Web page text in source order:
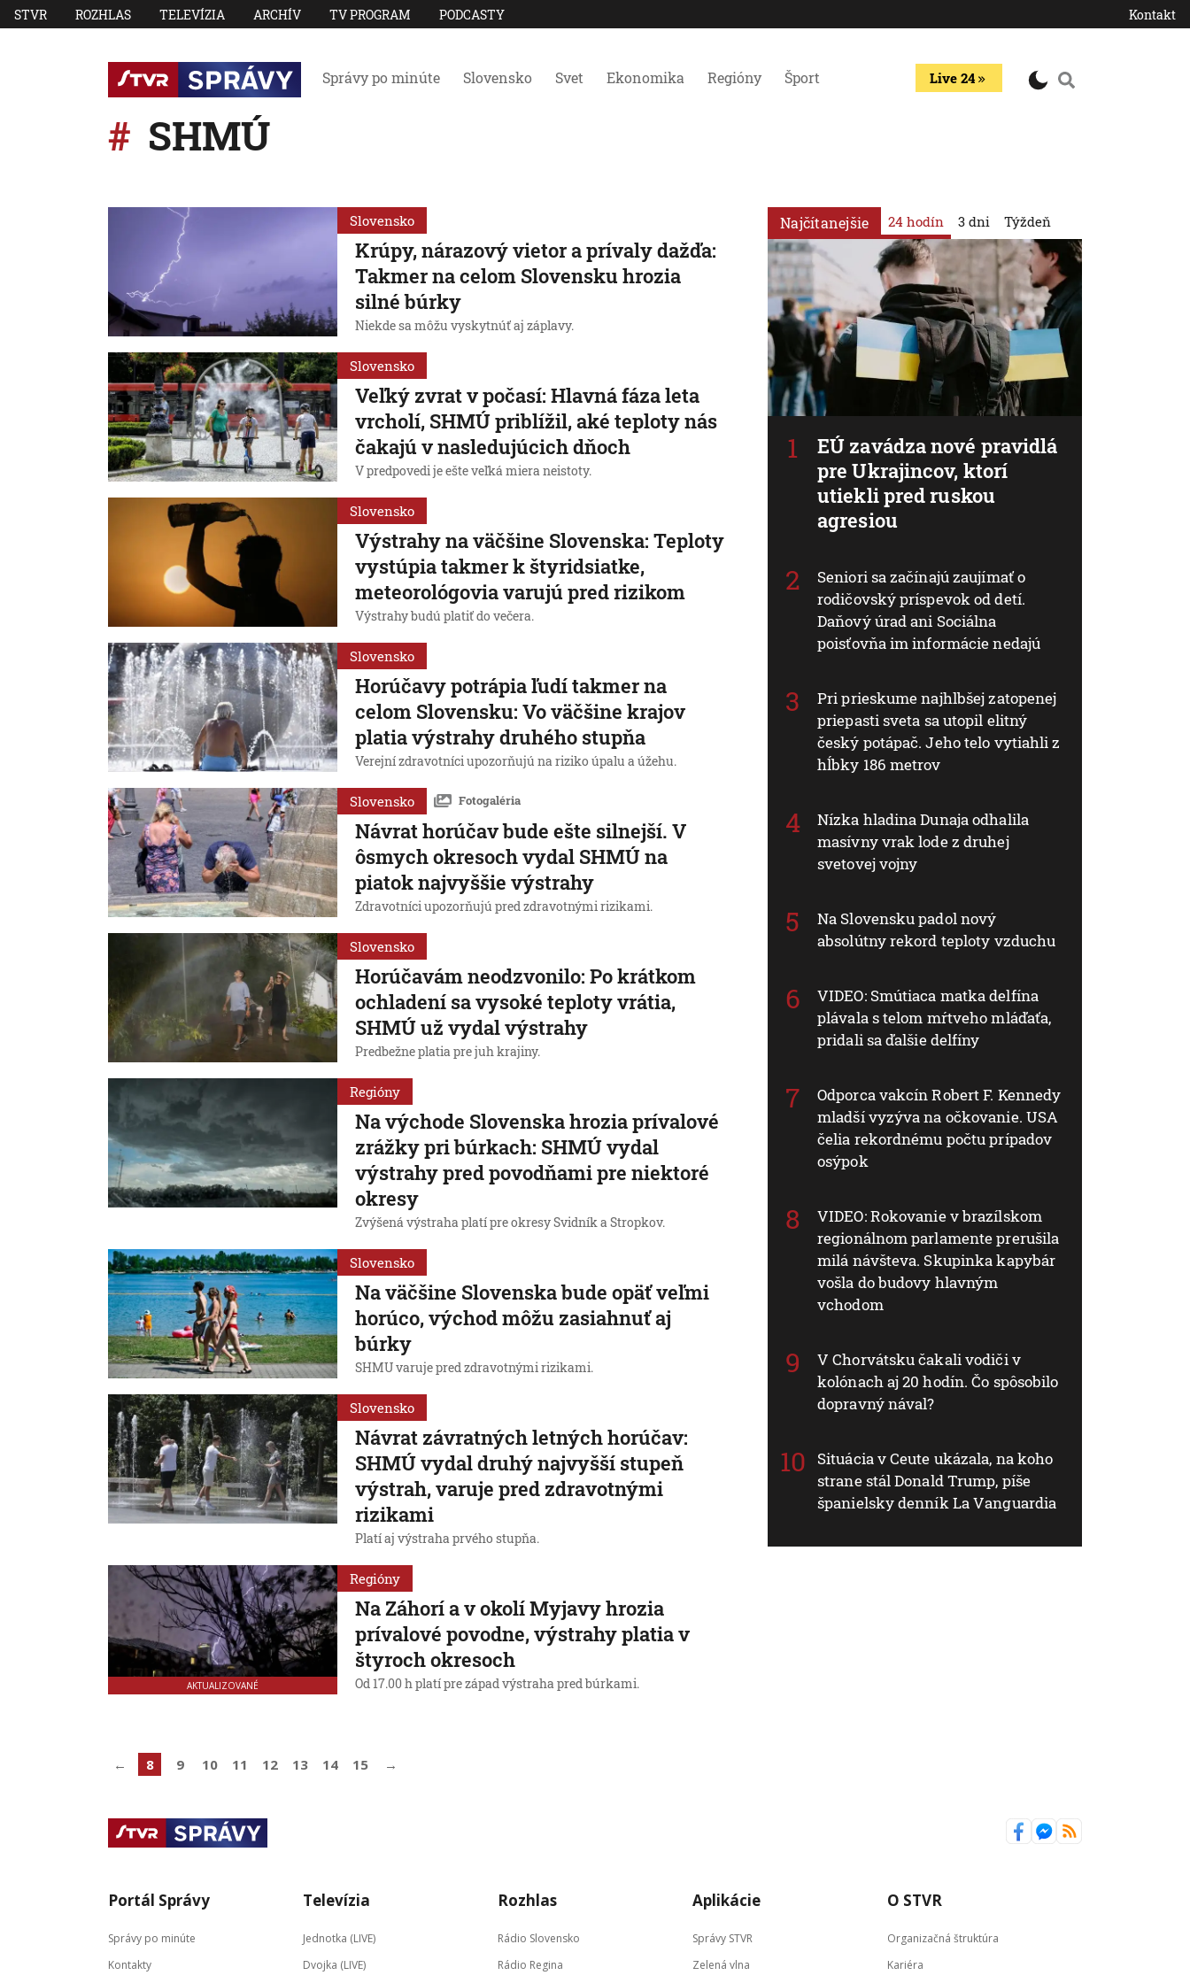
STVR ROZHLAS TELEVÍZIA ARCHÍV TV PROGRAM PODCASTY Kontakt
Správy po minúte Slovensko Svet Ekonomika Regióny Šport Live 24
SHMÚ
Slovensko
Krúpy, nárazový vietor a prívaly dažďa:
Takmer na celom Slovensku hrozia
silné búrky
Niekde sa môžu vyskytnúť aj záplavy.
Slovensko
Veľký zvrat v počasí: Hlavná fáza leta
vrcholí, SHMÚ priblížil, aké teploty nás
čakajú v nasledujúcich dňoch
V predpovedi je ešte veľká miera neistoty.
Slovensko
Výstrahy na väčšine Slovenska: Teploty
vystúpia takmer k štyridsiatke,
meteorológovia varujú pred rizikom
Výstrahy budú platiť do večera.
Slovensko
Horúčavy potrápia ľudí takmer na
celom Slovensku: Vo väčšine krajov
platia výstrahy druhého stupňa
Verejní zdravotníci upozorňujú na riziko úpalu a úžehu.
Slovensko Fotogaléria
Návrat horúčav bude ešte silnejší. V
ôsmych okresoch vydal SHMÚ na
piatok najvyššie výstrahy
Zdravotníci upozorňujú pred zdravotnými rizikami.
Slovensko
Horúčavám neodzvonilo: Po krátkom
ochladení sa vysoké teploty vrátia,
SHMÚ už vydal výstrahy
Predbežne platia pre juh krajiny.
Regióny
Na východe Slovenska hrozia prívalové
zrážky pri búrkach: SHMÚ vydal
výstrahy pred povodňami pre niektoré
okresy
Zvýšená výstraha platí pre okresy Svidník a Stropkov.
Slovensko
Na väčšine Slovenska bude opäť veľmi
horúco, východ môžu zasiahnuť aj
búrky
SHMU varuje pred zdravotnými rizikami.
Slovensko
Návrat závratných letných horúčav:
SHMÚ vydal druhý najvyšší stupeň
výstrah, varuje pred zdravotnými
rizikami
Platí aj výstraha prvého stupňa.
AKTUALIZOVANÉ
Regióny
Na Záhorí a v okolí Myjavy hrozia
prívalové povodne, výstrahy platia v
štyroch okresoch
Od 17.00 h platí pre západ výstraha pred búrkami.
Najčítanejšie 24 hodín
EÚ zavádza nové pravidlá
pre Ukrajincov, ktorí
utiekli pred ruskou
agresiou
Seniori sa začínajú zaujímať o
rodičovský príspevok od detí.
Daňový úrad ani Sociálna
poisťovňa im informácie nedajú
Pri prieskume najhlbšej zatopenej
priepasti sveta sa utopil elitný
český potápač. Jeho telo vytiahli z
hĺbky 186 metrov
Nízka hladina Dunaja odhalila
masívny vrak lode z druhej
svetovej vojny
Na Slovensku padol nový
absolútny rekord teploty vzduchu
VIDEO: Smútiaca matka delfína
plávala s telom mŕtveho mláďaťa,
pridali sa ďalšie delfíny
Odporca vakcín Robert F. Kennedy
mladší vyzýva na očkovanie. USA
čelia rekordnému počtu prípadov
osýpok
VIDEO: Rokovanie v brazílskom
regionálnom parlamente prerušila
milá návšteva. Skupinka kapybár
vošla do budovy hlavným
vchodom
V Chorvátsku čakali vodiči v
kolónach aj 20 hodín. Čo spôsobilo
dopravný nával?
Situácia v Ceute ukázala, na koho
strane stál Donald Trump, píše
španielsky denník La Vanguardia
3 dni Týždeň
← 8 9 10 11 12 13 14 15 →
Portál Správy
Správy po minúte
Kontakty
Televízia
Jednotka (LIVE)
Dvojka (LIVE)
Rozhlas
Rádio Slovensko
Rádio Regina
Aplikácie
Správy STVR
Zelená vlna
O STVR
Organizačná štruktúra
Kariéra